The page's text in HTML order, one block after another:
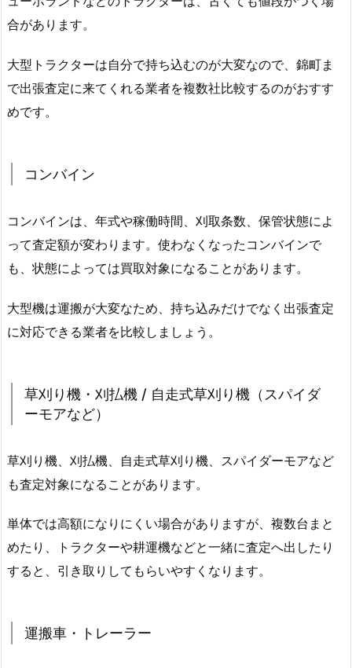
合があります。
大型トラクターは自分で持ち込むのが大変なので、錦町ま
で出張査定に来てくれる業者を複数社比較するのがおすす
めです。
コンバイン
コンバインは、年式や稼働時間、刈取条数、保管状態によ
って査定額が変わります。使わなくなったコンバインで
も、状態によっては買取対象になることがあります。
大型機は運搬が大変なため、持ち込みだけでなく出張査定
に対応できる業者を比較しましょう。
草刈り機・刈払機 / 自走式草刈り機（スパイダ
ーモアなど）
草刈り機、刈払機、自走式草刈り機、スパイダーモアなど
も査定対象になることがあります。
単体では高額になりにくい場合がありますが、複数台まと
めたり、トラクターや耕運機などと一緒に査定へ出したり
すると、引き取りしてもらいやすくなります。
運搬車・トレーラー